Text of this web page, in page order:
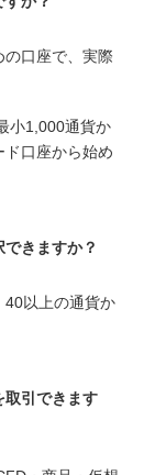
の口座で、実際
小1,000通貨か
ド口座から始め
きますか？
40以上の通貨か
取引できます